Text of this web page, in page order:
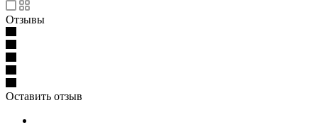
Отзывы
Оставить отзыв